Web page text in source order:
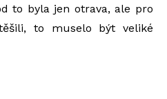
to byla jen otrava, ale pro
to muselo být veliké